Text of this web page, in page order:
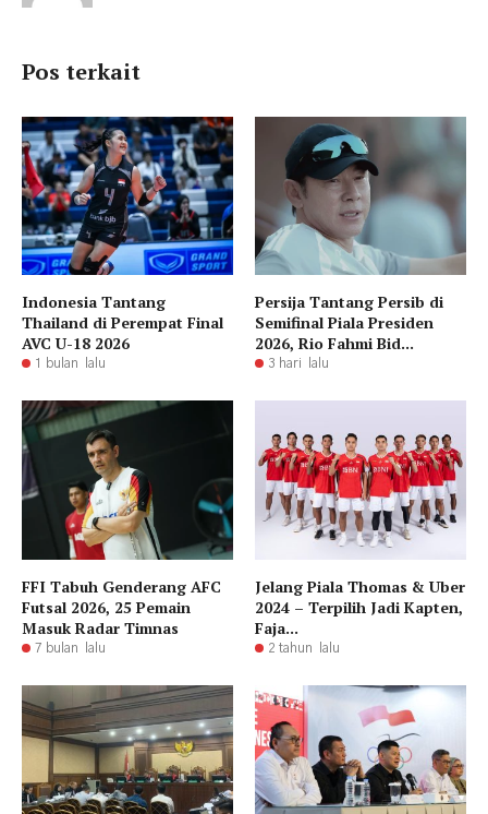
Pos terkait
Indonesia Tantang
Thailand di Perempat Final
AVC U-18 2026
1 bulan lalu
Persija Tantang Persib di
Semifinal Piala Presiden
2026, Rio Fahmi Bid...
3 hari lalu
FFI Tabuh Genderang AFC
Futsal 2026, 25 Pemain
Masuk Radar Timnas
7 bulan lalu
Jelang Piala Thomas & Uber
2024 – Terpilih Jadi Kapten,
Faja...
2 tahun lalu